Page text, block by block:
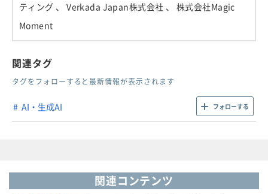
ティング 、 Verkada Japan株式会社 、 株式会社Magic
Moment
関連タグ
タグをフォローすると最新情報が表示されます
AI・生成AI フォローする
関連コンテンツ